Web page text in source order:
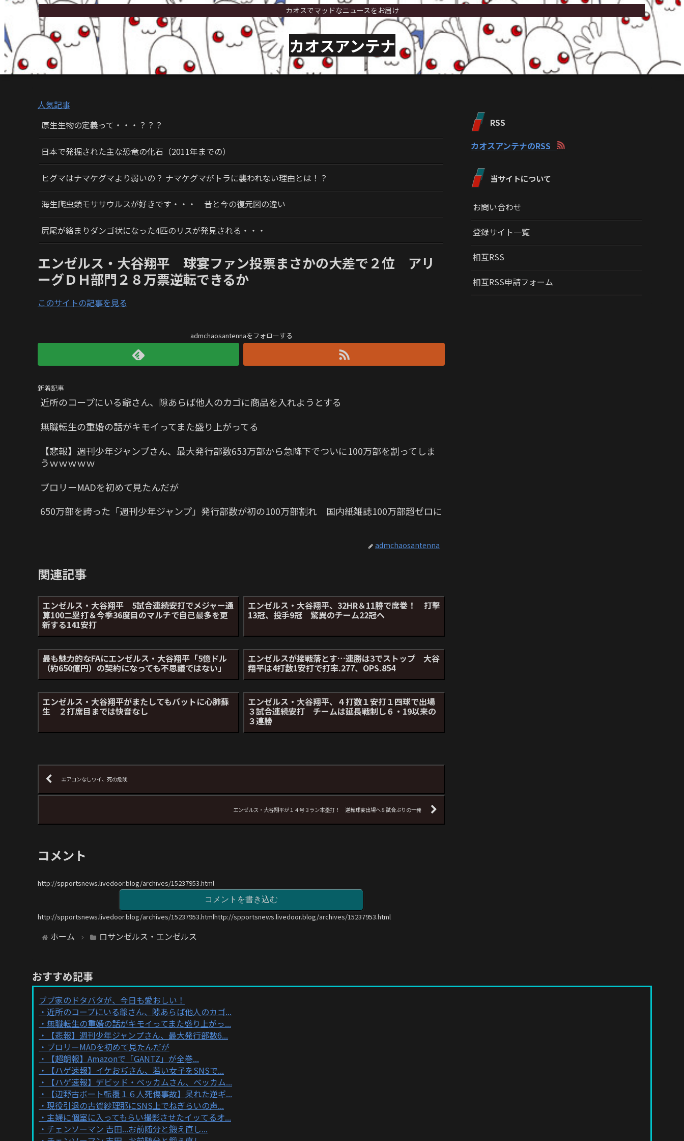
カオスでマッドなニュースをお届け
カオスアンテナ
人気記事
原生生物の定義って・・・？？？
日本で発掘された主な恐竜の化石（2011年までの）
ヒグマはナマケグマより弱いの？ ナマケグマがトラに襲われない理由とは！？
海生爬虫類モササウルスが好きです・・・ 昔と今の復元図の違い
尻尾が絡まりダンゴ状になった4匹のリスが発見される・・・
エンゼルス・大谷翔平 球宴ファン投票まさかの大差で２位 アリ
ーグＤＨ部門２８万票逆転できるか
このサイトの記事を見る
admchaosantennaをフォローする
新着記事
近所のコープにいる爺さん、隙あらば他人のカゴに商品を入れようとする
無職転生の重婚の話がキモイってまた盛り上がってる
【悲報】週刊少年ジャンプさん、最大発行部数653万部から急降下でついに100万部を割ってしま
うｗｗｗｗｗ
ブロリーMADを初めて見たんだが
650万部を誇った「週刊少年ジャンプ」発行部数が初の100万部割れ 国内紙雑誌100万部超ゼロに
admchaosantenna
関連記事
エンゼルス・大谷翔平 5試合連続安打でメジャー通
算100二塁打＆今季36度目のマルチで自己最多を更
新する141安打
エンゼルス・大谷翔平、32HR＆11勝で席巻！ 打撃
13冠、投手9冠 驚異のチーム22冠へ
最も魅力的なFAにエンゼルス・大谷翔平「5億ドル
（約650億円）の契約になっても不思議ではない」
エンゼルスが接戦落とす…連勝は3でストップ 大谷
翔平は4打数1安打で打率.277、OPS.854
エンゼルス・大谷翔平がまたしてもバットに心肺蘇
生 ２打席目までは快音なし
エンゼルス・大谷翔平、４打数１安打１四球で出場
３試合連続安打 チームは延長戦制し６・19以来の
３連勝
エアコンなしワイ、死の危険
エンゼルス・大谷翔平が１４号３ラン本塁打！ 逆転球宴出場へ８試合ぶりの一発
コメント
http://spportsnews.livedoor.blog/archives/15237953.html
コメントを書き込む
http://spportsnews.livedoor.blog/archives/15237953.htmlhttp://spportsnews.livedoor.blog/archives/15237953.html
ホーム ロサンゼルス・エンゼルス
RSS
カオスアンテナのRSS
当サイトについて
お問い合わせ
登録サイト一覧
相互RSS
相互RSS申請フォーム
おすすめ記事
ブブ家のドタバタが、今日も愛おしい！
近所のコープにいる爺さん、隙あらば他人のカゴ...
無職転生の重婚の話がキモイってまた盛り上がっ...
【悲報】週刊少年ジャンプさん、最大発行部数6...
ブロリーMADを初めて見たんだが
【超朗報】Amazonで「GANTZ」が全巻...
【ハゲ速報】イケおぢさん、若い女子をSNSで...
【ハゲ速報】デビッド・ベッカムさん、ベッカム...
【辺野古ボート転覆１６人死傷事故】呆れた逆ギ...
現役引退の古賀紗理那にSNS上でねぎらいの声...
主婦に個室に入ってもらい撮影させたイッてるオ...
チェンソーマン 吉田...お前随分と鍛え直し...